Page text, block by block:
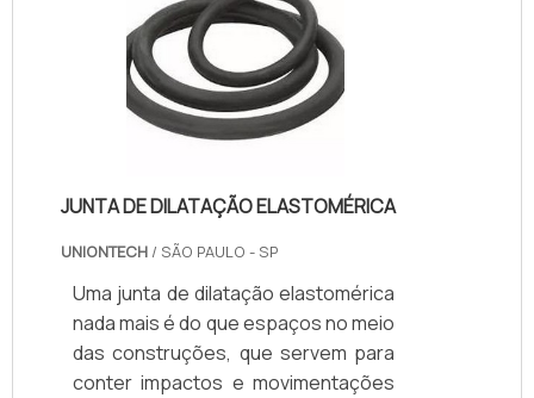
montagem, sendo importante
identificar se toda a extensão da
área do cilindro que ficará em
constante contato com os demais
componentes estejam vedadas.
JUNTA DE DILATAÇÃO ELASTOMÉRICA
UNIONTECH / SÃO PAULO - SP
Uma junta de dilatação elastomérica
nada mais é do que espaços no meio
das construções, que servem para
conter impactos e movimentações